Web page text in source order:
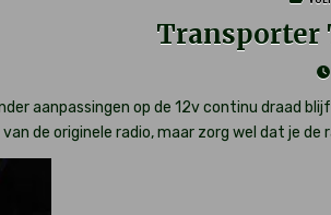
IN
Transporter
aanpassingen op de 12v continu draad
de originele radio, maar zorg wel dat je